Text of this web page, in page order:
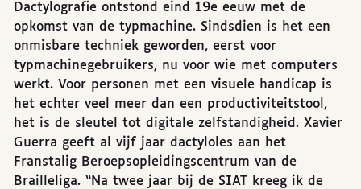
Dactylografie ontstond eind 19e eeuw met de
opkomst van de typmachine. Sindsdien is het een
onmisbare techniek geworden, eerst voor
typmachinegebruikers, nu voor wie met computers
werkt. Voor personen met een visuele handicap is
het echter veel meer dan een productiviteitstool,
het is de sleutel tot digitale zelfstandigheid. Xavier
Guerra geeft al vijf jaar dactyloles aan het
Franstalig Beroepsopleidingscentrum van de
Brailleliga. “Na twee jaar bij de SIAT kreeg ik de